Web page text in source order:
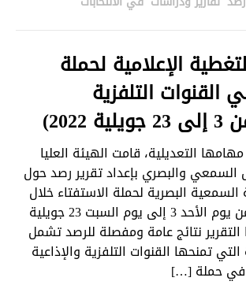
الإعلامية لحملة
القنوات التلفزية
التعديلية، قامت الهيئة العليا
السمعي والبصري بإعداد تقرير رصد حول
السمعية البصرية لحملة الاستفتاء خلال
فترتها الممتدة من يوم الأحد 3 إلى يوم السبت 23 جويلية
التقرير نتائج عامة ومفصلة للرصد تشمل
تمنحها القنوات التلفزية والإذاعية
في حملة […]